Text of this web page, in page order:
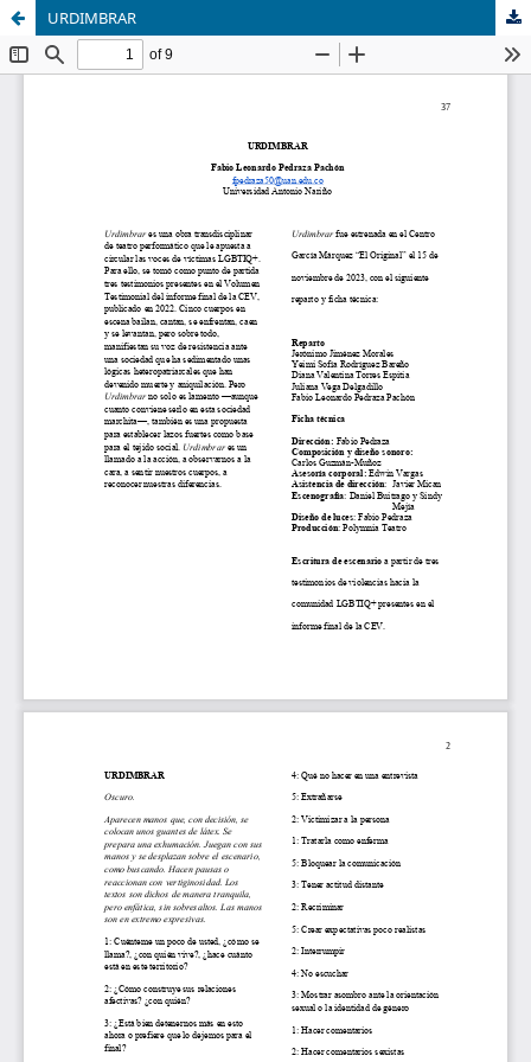
URDIMBRAR